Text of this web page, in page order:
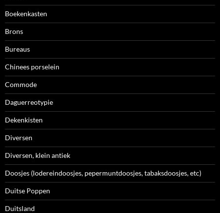
Boekenkasten
Brons
Bureaus
Chinees porselein
Commode
Daguerreotypie
Dekenkisten
Diversen
Diversen, klein antiek
Doosjes (lodereindoosjes, pepermuntdoosjes, tabaksdoosjes, etc)
Duitse Poppen
Duitsland